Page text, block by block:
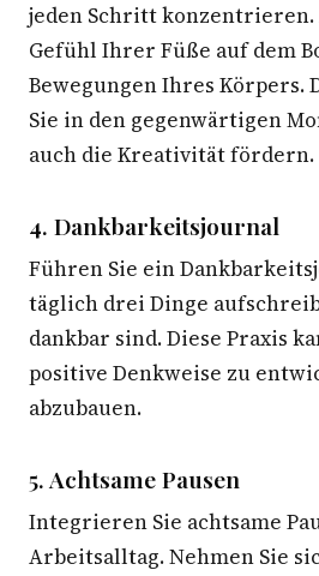
jeden Schritt konzentrieren.
Gefühl Ihrer Füße auf dem
Bewegungen Ihres Körpers.
Sie in den gegenwärtigen
auch die Kreativität fördern.
4. Dankbarkeitsjournal
Führen Sie ein
täglich drei Dinge
dankbar sind. Diese Praxis
positive Denkweise zu
abzubauen.
5. Achtsame Pausen
Integrieren Sie achtsame
Arbeitsalltag. Nehmen Sie